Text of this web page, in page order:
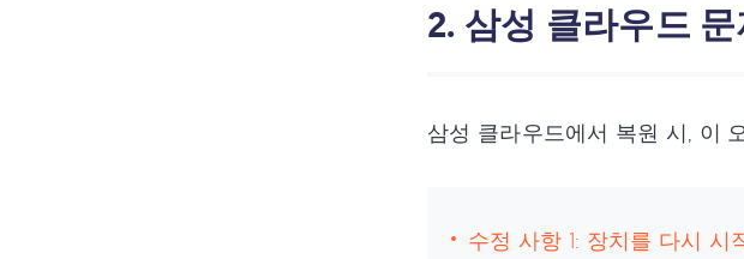
2. 삼성 클라우드
삼성 클라우드에서 복원 시, 이
수정 사항 1: 장치를 다시 시